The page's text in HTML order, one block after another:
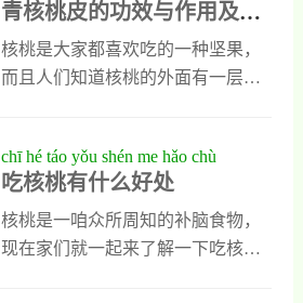
体细胞的抗击能力。黑芝麻核桃粉
汤中还有卵磷脂，最能调理动脉硬
化的问题，而且可以平衡人体胰岛
核桃粉汤乌发生发的功
但这种油平时应该怎么吃呢？人们
怎么吃核桃油才能发挥它最好的功
效呢？核桃油的食用方法1、直接吃
桃油，直接放在嘴里咽下去，它不
但能让人们品尝到核桃油的清香气
味，还能消灭口腔中的多种病菌，
更能去除口腔异味，而且有利于人
yòng jí yào yòng jià zhí
青核桃皮的功效与作用及药
用价值
核桃是大家都喜欢吃的一种坚果，
而且人们知道核桃的外面有一层比
核桃皮存在，人们在市场上购买的
核桃都经过了去皮处理，而人们去
掉的青核桃皮也有一定利用价值，
今天小编为大家介绍就是的青核桃
chī hé táo yǒu shén me hǎo chù
吃核桃有什么好处
核桃是一咱众所周知的补脑食物，
现在家们就一起来了解一下吃核桃